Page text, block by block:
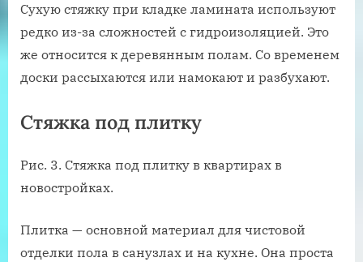
Сухую стяжку при кладке ламината используют
редко из-за сложностей с гидроизоляцией. Это
же относится к деревянным полам. Со временем
доски рассыхаются или намокают и разбухают.
Стяжка под плитку
Рис. 3. Стяжка под плитку в квартирах в
новостройках.
Плитка — основной материал для чистовой
отделки пола в санузлах и на кухне. Она проста